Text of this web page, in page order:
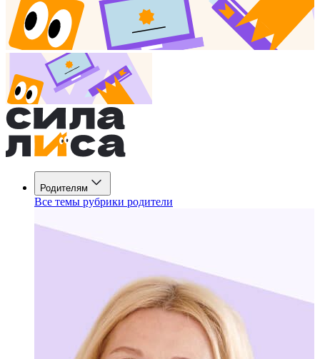
Родителям
Все темы рубрики родители